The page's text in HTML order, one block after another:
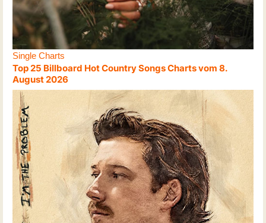
Single Charts
Top 25 Billboard Hot Country Songs Charts vom 8.
August 2026